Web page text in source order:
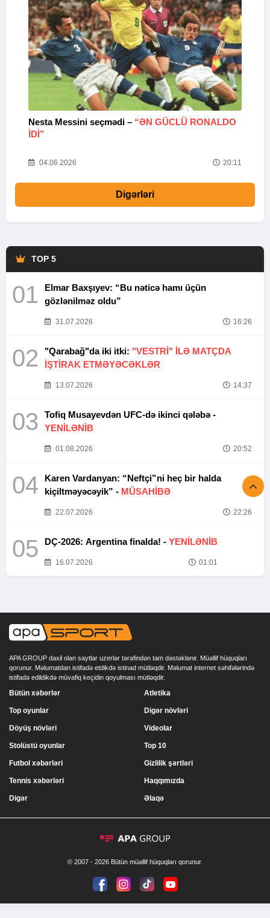
Nesta Messini seçmədi – “ƏN GÜCLÜ RONALDO
IDI”
04.06.2026 20:11
Digərləri
TOP 5
01
Elmar Baxşıyev: “Bu nəticə hamı üçün
gözlənilməz oldu”
31.07.2026 16:26
02 "Qarabağ"da iki itki: "VESTRİ" İLƏ MATÇDA
İŞTİRAK ETMƏYƏCƏKLƏR
13.07.2026 14:37
03
Tofiq Musayevdən UFC-də ikinci qələbə -
YENİLƏNİB
01.08.2026 20:52
04
Karen Vardanyan: “Neftçi”ni heç bir halda
kiçiltməyəcəyik” - MÜSAHİBƏ
22.07.2026 22:26
05 DÇ-2026: Argentina finalda! - YENİLƏNİB
16.07.2026 01:01
APA GROUP daxil olan saytlar uzerlər tərəfindən tam dəstəklənir. Müəllif hüquqları
qorunur. Məlumatdan istifadə etdikdə istinad mütləqdir. Məlumat internet səhifələrində
istifadə edildikdə müvafiq keçidin qoyulması mütləqdir.
Bütün xəbərlər
Top oyunlar
Döyüş növləri
Stolüstü oyunlar
Atletika
Digər növləri
Videolar
Top 10
Futbol xəbərləri
Tennis xəbərləri
Digər
Gizlilik şərtləri
Haqqımızda
Əlaqə
© 2007 - 2026 Bütün müəllif hüquqları qorunur.